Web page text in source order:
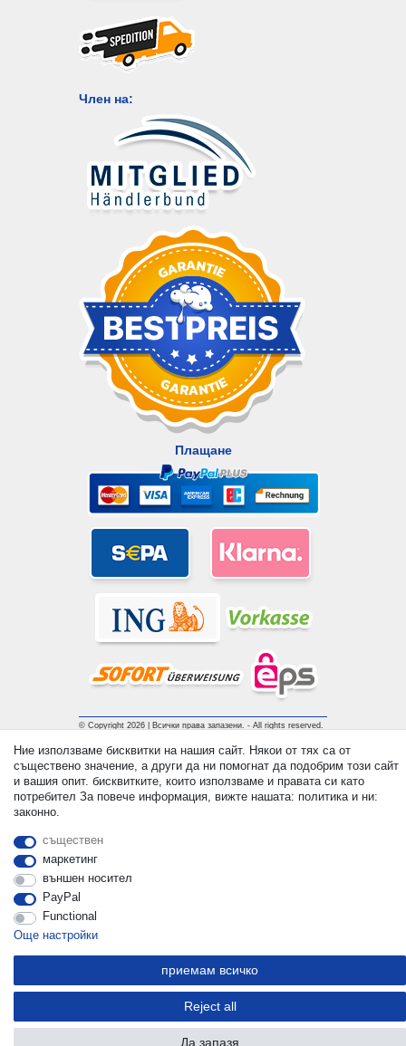
Член на:
Плащане
© Copyright 2026 | Всички права запазени. - All rights reserved.
Withdraw from contract here
Ние използваме бисквитки на нашия сайт. Някои от тях са от
съществено значение, а други да ни помогнат да подобрим този сайт
и вашия опит. бисквитките, които използваме и правата си като
потребител За повече информация, вижте нашата: политика и ни:
законно.
съществен
маркетинг
външен носител
PayPal
Functional
Още настройки
приемам всичко
Reject all
Да запазя